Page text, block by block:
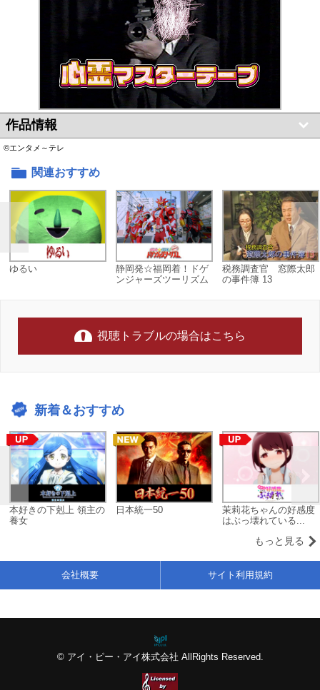
作品情報
©エンタメ～テレ
関連おすすめ
ゆるい
静岡発☆福岡着！ドゲ
ンジャーズツーリズム
税務調査官 窓際太郎
の事件簿 13
視聴トラブルの場合はこちら
新着＆おすすめ
本好きの下剋上 領主の
養女
日本統一50
茉莉花ちゃんの好感度
はぶっ壊れている...
もっと見る
© アイ・ピー・アイ株式会社 AllRights Reserved.
会社概要 サイト利用規約